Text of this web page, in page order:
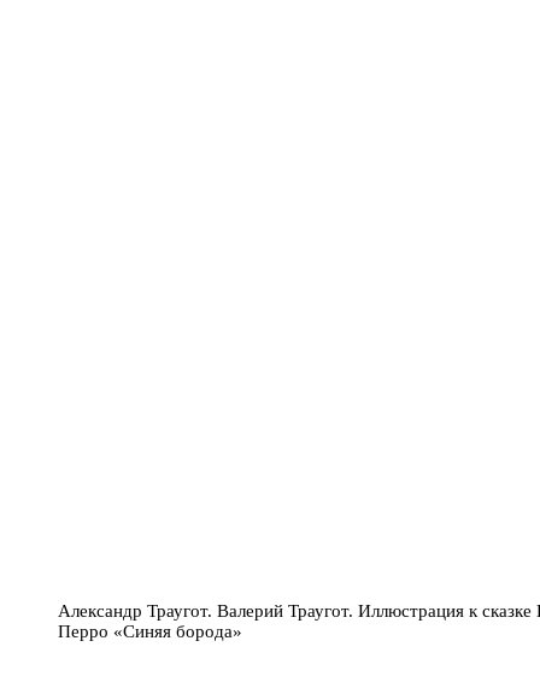
Александр Траугот. Валерий Траугот. Иллюстрация к
Перро «Синяя борода»